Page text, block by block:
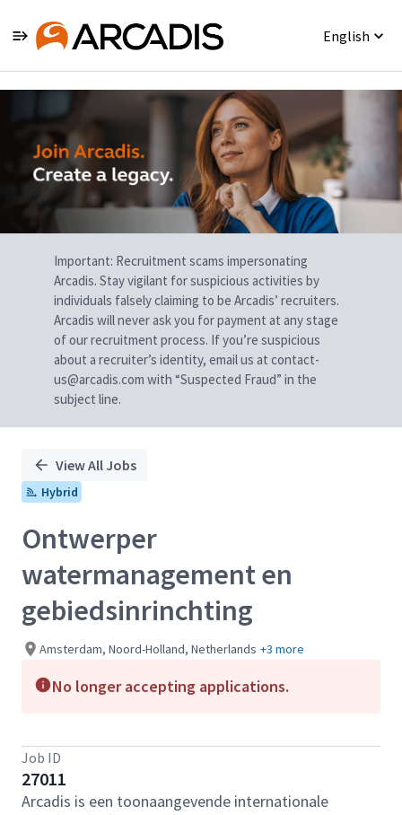
English
Single
Position
Important: Recruitment scams impersonating
Arcadis. Stay vigilant for suspicious activities by
individuals falsely claiming to be Arcadis’ recruiters.
Arcadis will never ask you for payment at any stage
of our recruitment process. If you’re suspicious
about a recruiter’s identity, email us at contact-
us@arcadis.com with “Suspected Fraud” in the
subject line.
View All Jobs
Hybrid
Ontwerper
watermanagement en
gebiedsinrinchting
Amsterdam, Noord-Holland, Netherlands +3 more
No longer accepting applications.
Job ID
27011
Arcadis is een toonaangevende internationale